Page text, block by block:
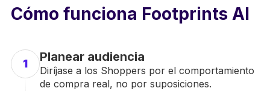
Cómo funciona Footprints AI
1 Planear audiencia
Diríjase a los Shoppers por el comportamiento
de compra real, no por suposiciones.